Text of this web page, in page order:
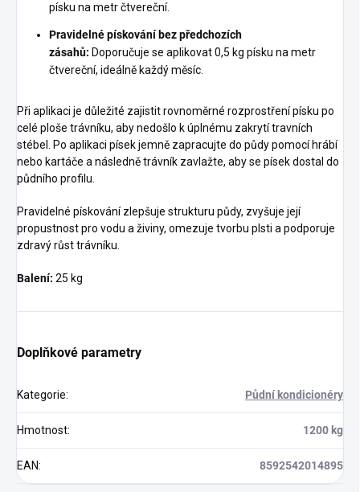
písku na metr čtvereční.
Pravidelné pískování bez předchozích
zásahů: Doporučuje se aplikovat 0,5 kg písku na metr
čtvereční, ideálně každý měsíc.
Při aplikaci je důležité zajistit rovnoměrné rozprostření písku po
celé ploše trávníku, aby nedošlo k úplnému zakrytí travních
stébel. Po aplikaci písek jemně zapracujte do půdy pomocí hrábí
nebo kartáče a následně trávník zavlažte, aby se písek dostal do
půdního profilu.
Pravidelné pískování zlepšuje strukturu půdy, zvyšuje její
propustnost pro vodu a živiny, omezuje tvorbu plsti a podporuje
zdravý růst trávníku.
Balení: 25 kg
Doplňkové parametry
Kategorie: Půdní kondicionéry
Hmotnost: 1200 kg
EAN: 8592542014895